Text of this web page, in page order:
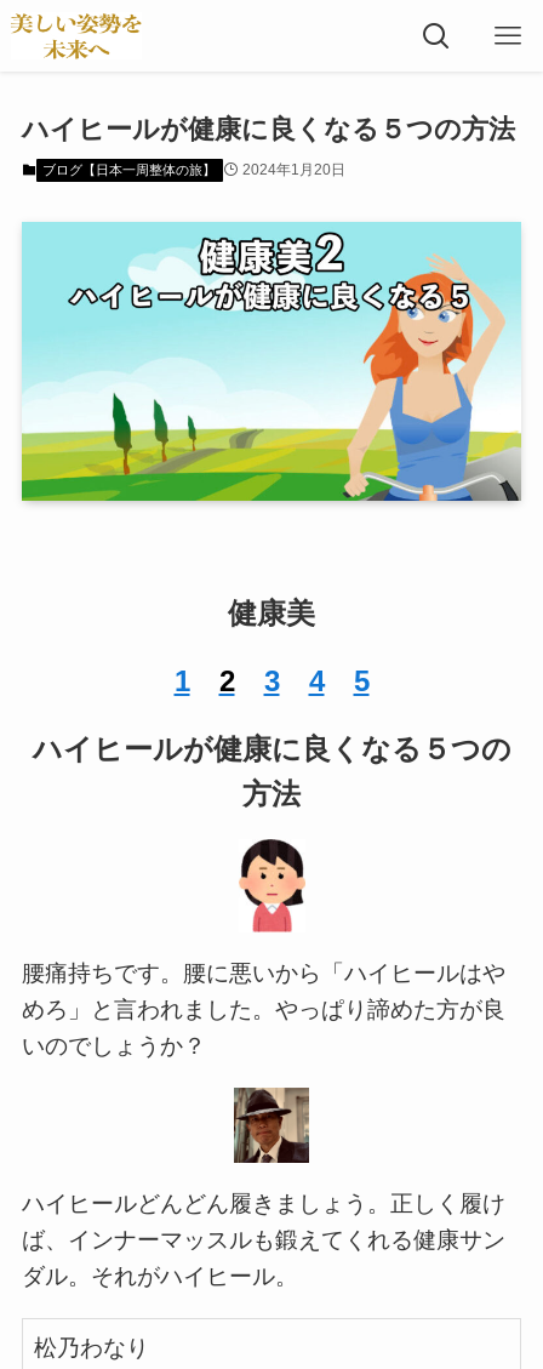
ハイヒールが健康に良くなる５つの方法
ブログ【日本一周整体の旅】 2024年1月20日
健康美
1 2 3 4 5
ハイヒールが健康に良くなる５つの
方法
腰痛持ちです。腰に悪いから「ハイヒールはや
めろ」と言われました。やっぱり諦めた方が良
いのでしょうか？
ハイヒールどんどん履きましょう。正しく履け
ば、インナーマッスルも鍛えてくれる健康サン
ダル。それがハイヒール。
松乃わなり